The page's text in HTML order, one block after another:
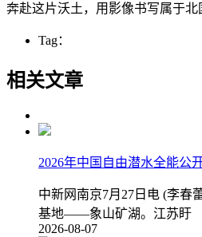
奔赴这片沃土，用影像书写属于
Tag：
相关文章
2026年中国自由潜水全能公
中新网南京7月27日电 (李春
基地——象山矿湖。江苏盱
2026-08-07